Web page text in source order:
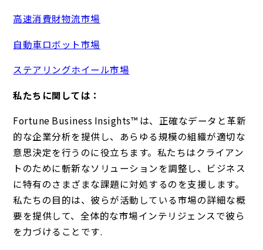
高速消費財物流市場
自動車ロボット市場
ステアリングホイール市場
私たちに関しては：
Fortune Business Insights™ は、正確なデータと革新
的な企業分析を提供し、あらゆる規模の組織が適切な
意思決定を行うのに役立ちます。私たちはクライアン
トのために斬新なソリューションを調整し、ビジネス
に特有のさまざまな課題に対処するのを支援します。
私たちの目的は、彼らが活動している市場の詳細な概
要を提供して、全体的な市場インテリジェンスで彼ら
を力づけることです.